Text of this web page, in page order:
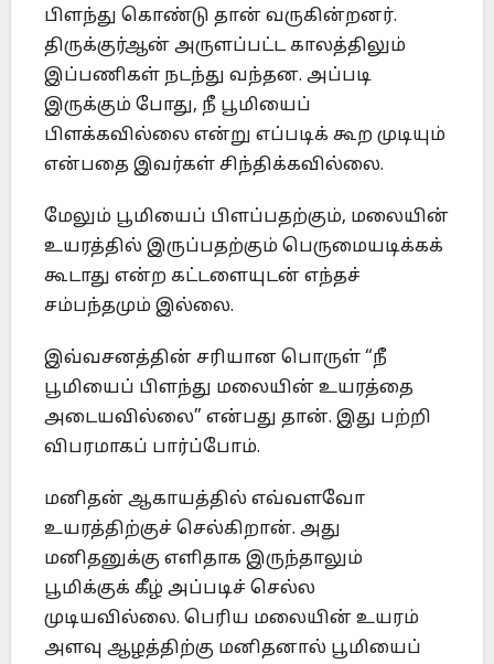
பிளந்து கொண்டு தான் வருகின்றனர்.
திருக்குர்ஆன் அருளப்பட்ட காலத்திலும்
இப்பணிகள் நடந்து வந்தன. அப்படி
இருக்கும் போது, நீ பூமியைப்
பிளக்கவில்லை என்று எப்படிக் கூற முடியும்
என்பதை இவர்கள் சிந்திக்கவில்லை.
மேலும் பூமியைப் பிளப்பதற்கும், மலையின்
உயரத்தில் இருப்பதற்கும் பெருமையடிக்கக்
கூடாது என்ற கட்டளையுடன் எந்தச்
சம்பந்தமும் இல்லை.
இவ்வசனத்தின் சரியான பொருள் “நீ
பூமியைப் பிளந்து மலையின் உயரத்தை
அடையவில்லை” என்பது தான். இது பற்றி
விபரமாகப் பார்ப்போம்.
மனிதன் ஆகாயத்தில் எவ்வளவோ
உயரத்திற்குச் செல்கிறான். அது
மனிதனுக்கு எளிதாக இருந்தாலும்
பூமிக்குக் கீழ் அப்படிச் செல்ல
முடியவில்லை. பெரிய மலையின் உயரம்
அளவு ஆழத்திற்கு மனிதனால் பூமியைப்